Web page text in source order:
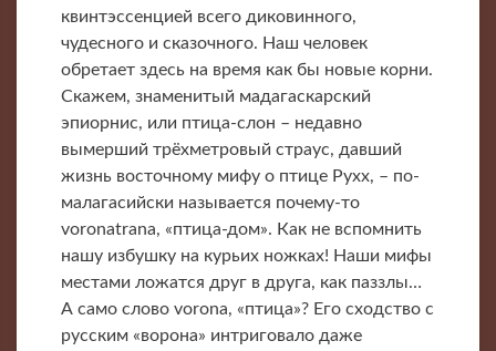
квинтэссенцией всего диковинного,
чудесного и сказочного. Наш человек
обретает здесь на время как бы новые корни.
Скажем, знаменитый мадагаскарский
эпиорнис, или птица-слон – недавно
вымерший трёхметровый страус, давший
жизнь восточному мифу о птице Рухх, – по-
малагасийски называется почему-то
voronatrana, «птица-дом». Как не вспомнить
нашу избушку на курьих ножках! Наши мифы
местами ложатся друг в друга, как паззлы…
А само слово vorona, «птица»? Его сходство с
русским «ворона» интриговало даже